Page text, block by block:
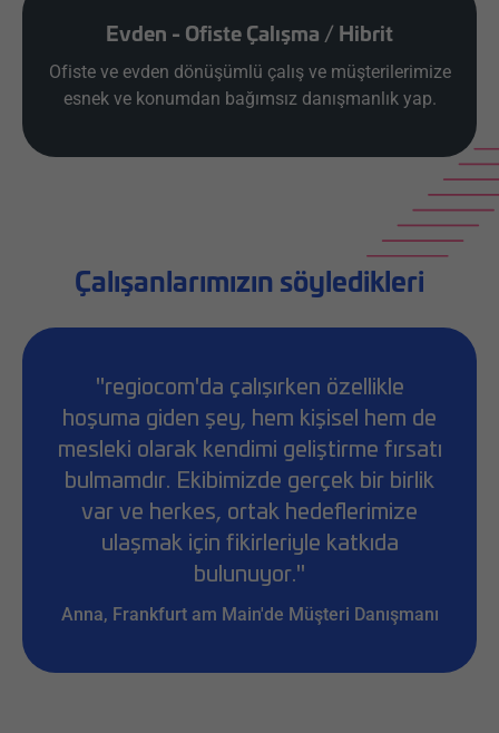
Evden - Ofiste Çalışma / Hibrit
Ofiste ve evden dönüşümlü çalış ve müşterilerimize
esnek ve konumdan bağımsız danışmanlık yap.
Çalışanlarımızın söyledikleri
"regiocom'da çalışırken özellikle
hoşuma giden şey, hem kişisel hem de
mesleki olarak kendimi geliştirme fırsatı
bulmamdır. Ekibimizde gerçek bir birlik
var ve herkes, ortak hedeflerimize
ulaşmak için fikirleriyle katkıda
bulunuyor."
Anna, Frankfurt am Main'de Müşteri Danışmanı